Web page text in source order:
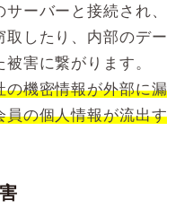
ーバーと接続され、
したり、内部のデー
害に繋がります。
の機密情報が外部に漏
員の個人情報が流出す